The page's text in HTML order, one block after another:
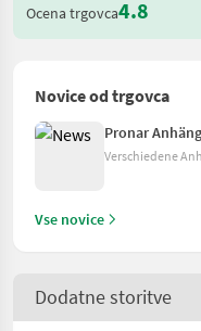
Ocena trgovca4.8
Novice od trgovca
Pronar
Verschiedene
Vse novice
Dodatne storitve